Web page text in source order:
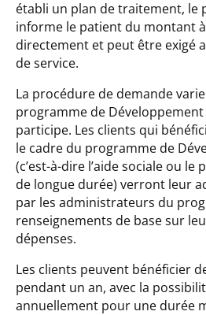
établi un plan de traitement, le
informe le patient du montant
directement et peut être exigé
de service.
La procédure de demande
programme de
participe. Les clients qui
le cadre du programme de
(c’est-à-dire l’aide sociale ou
de longue durée) verront leur
par les administrateurs du
renseignements de base sur
dépenses.
Les clients peuvent bénéficier
pendant un an, avec la
annuellement pour une durée